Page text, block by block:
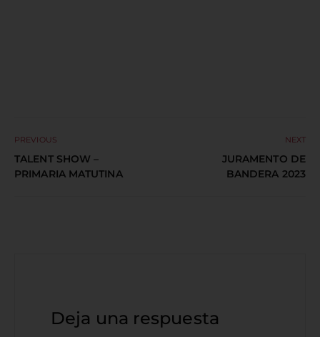
PREVIOUS
TALENT SHOW –
PRIMARIA MATUTINA
NEXT
JURAMENTO DE
BANDERA 2023
Deja una respuesta